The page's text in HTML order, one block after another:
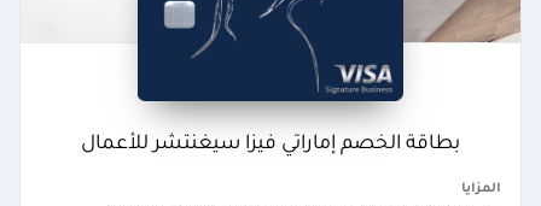
بطاقة الخصم إماراتي فيزا سيغنتشر للأعمال
المزايا